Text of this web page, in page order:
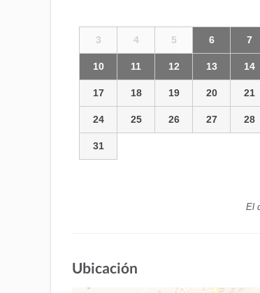
3 4 5 6 7
10 11 12 13 14
17 18 19 20 21
24 25 26 27 28
31
El
Ubicación